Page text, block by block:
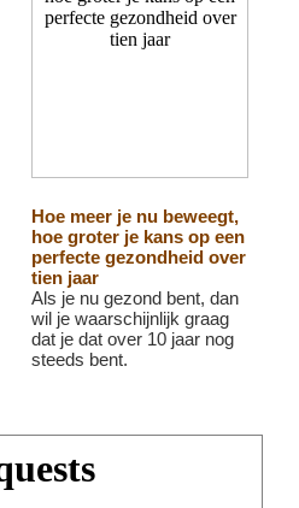
Hoe meer je nu beweegt,
hoe groter je kans op een
perfecte gezondheid over
tien jaar
Als je nu gezond bent, dan
wil je waarschijnlijk graag
dat je dat over 10 jaar nog
steeds bent.